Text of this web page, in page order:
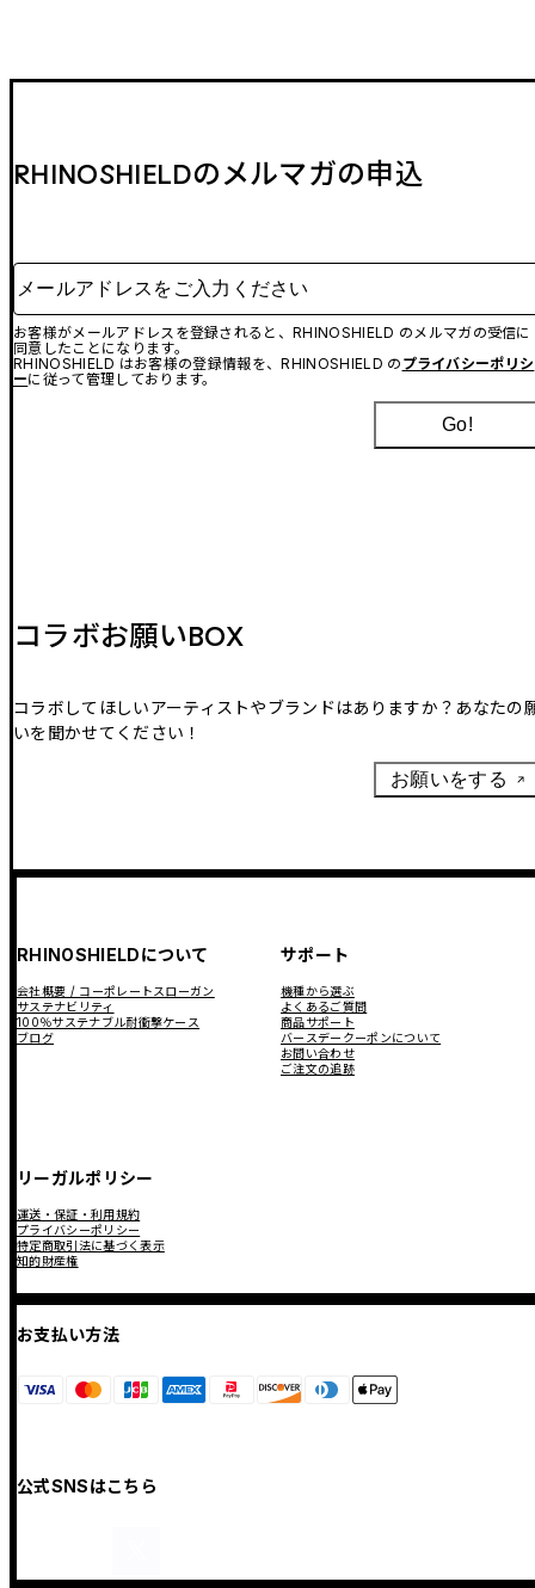
RHINOSHIELDのメルマガの申込
メールアドレスをご入力ください
お客様がメールアドレスを登録されると、RHINOSHIELD のメルマガの受信に
同意したことになります。
RHINOSHIELD はお客様の登録情報を、RHINOSHIELD の プライバシーポリシ
ーに従って管理しております。
Go!
コラボお願いBOX
コラボしてほしいアーティストやブランドはありますか？あなたの
いを聞かせてください！
お願いをする
RHINOSHIELDについて
会社概要 / コーポレートスローガン
サステナビリティ
100％サステナブル耐衝撃ケース
ブログ
サポート
機種から選ぶ
よくあるご質問
商品サポート
バースデークーポンについて
お問い合わせ
ご注文の追跡
リーガルポリシー
運送・保証・利用規約
プライバシーポリシー
特定商取引法に基づく表示
知的財産権
お支払い方法
公式SNSはこちら